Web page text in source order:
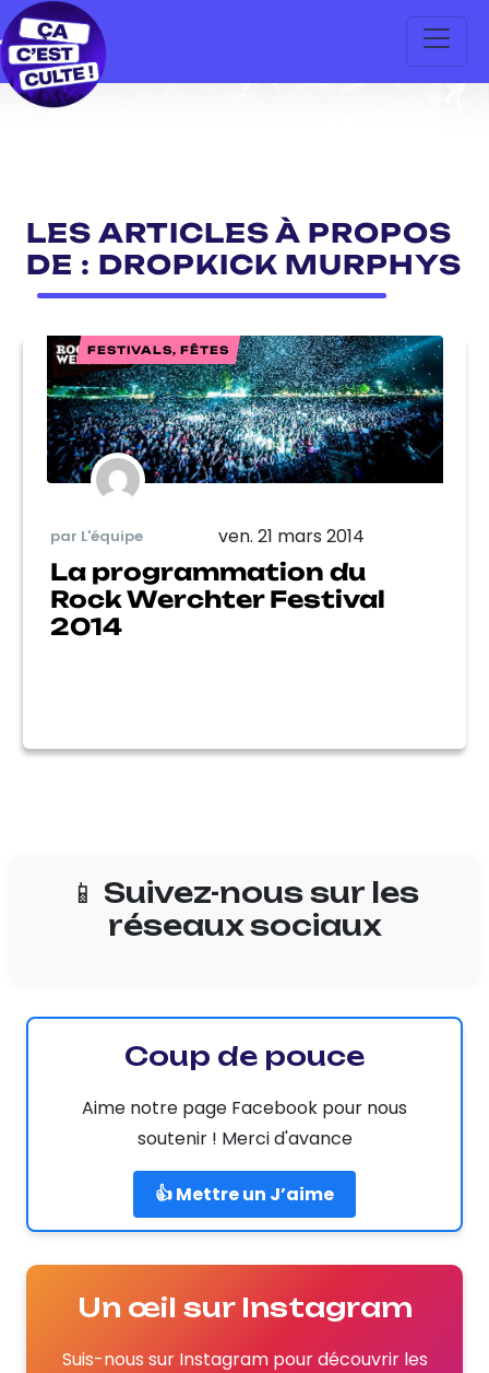
LES ARTICLES À PROPOS
DE : DROPKICK MURPHYS
FESTIVALS, FÊTES
par L'équipe ven. 21 mars 2014
La programmation du
Rock Werchter Festival
2014
📱 Suivez-nous sur les
réseaux sociaux
Coup de pouce
Aime notre page Facebook pour nous
soutenir ! Merci d'avance
👍 Mettre un J’aime
Un œil sur Instagram
Suis-nous sur Instagram pour découvrir les